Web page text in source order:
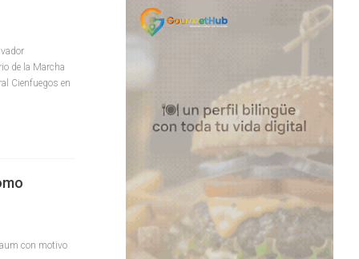
de la Marcha
Cienfuegos en
con motivo